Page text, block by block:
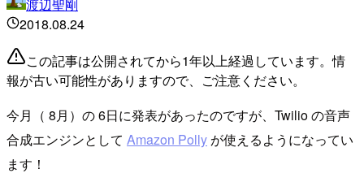
渡辺聖剛
2018.08.24
この記事は公開されてから1年以上経過しています。情
報が古い可能性がありますので、ご注意ください。
今月（ 8月）の 6日に発表があったのですが、Twilio の音声
合成エンジンとして Amazon Polly が使えるようになってい
ます！